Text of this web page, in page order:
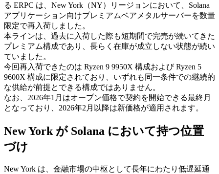
る ERPC は、New York（NY）リージョンにおいて、Solana
アプリケーション向けプレミアムベアメタルサーバーを数量
限定で再入荷しました。
本ラインは、過去に入荷した際も短期間で完売が続いてきた
プレミアム構成であり、長らく在庫が成立しない状態が続い
ていました。
今回再入荷できたのは Ryzen 9 9950X 構成および Ryzen 5
9600X 構成に限定されており、いずれも同一条件での継続的
な供給が前提とできる構成ではありません。
なお、2026年1月はオープン価格で契約を開始できる最終月
となっており、2026年2月以降は新価格が適用されます。
New York が Solana において持つ位置
づけ
New York は、金融市場の中枢として長年にわたり低遅延通